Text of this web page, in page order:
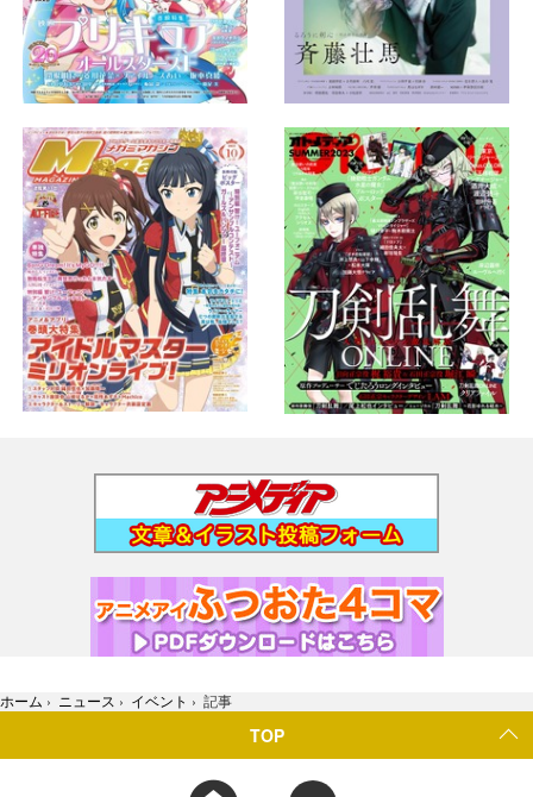
ホーム › ニュース › イベント › 記事
TOP